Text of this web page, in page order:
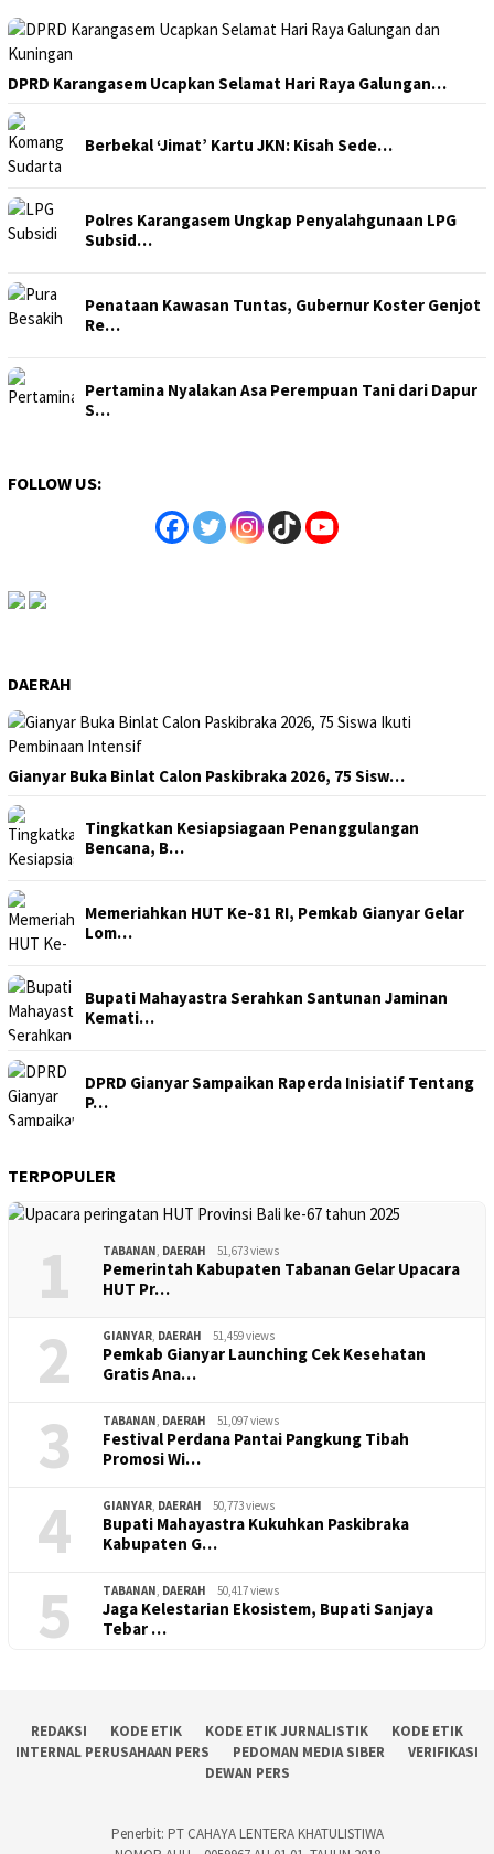
DPRD Karangasem Ucapkan Selamat Hari Raya Galungan…
Berbekal ‘Jimat’ Kartu JKN: Kisah Sede…
Polres Karangasem Ungkap Penyalahgunaan LPG
Subsid…
Penataan Kawasan Tuntas, Gubernur Koster Genjot
Re…
Pertamina Nyalakan Asa Perempuan Tani dari Dapur
S…
FOLLOW US:
DAERAH
Gianyar Buka Binlat Calon Paskibraka 2026, 75 Sisw…
Tingkatkan Kesiapsiagaan Penanggulangan
Bencana, B…
Memeriahkan HUT Ke-81 RI, Pemkab Gianyar Gelar
Lom…
Bupati Mahayastra Serahkan Santunan Jaminan
Kemati…
DPRD Gianyar Sampaikan Raperda Inisiatif Tentang
P…
TERPOPULER
1 TABANAN, DAERAH 51,673 views
Pemerintah Kabupaten Tabanan Gelar Upacara
HUT Pr…
2 GIANYAR, DAERAH 51,459 views
Pemkab Gianyar Launching Cek Kesehatan
Gratis Ana…
3 TABANAN, DAERAH 51,097 views
Festival Perdana Pantai Pangkung Tibah
Promosi Wi…
4 GIANYAR, DAERAH 50,773 views
Bupati Mahayastra Kukuhkan Paskibraka
Kabupaten G…
5 TABANAN, DAERAH 50,417 views
Jaga Kelestarian Ekosistem, Bupati Sanjaya
Tebar …
REDAKSI KODE ETIK KODE ETIK JURNALISTIK
KODE ETIK
INTERNAL PERUSAHAAN PERS
PEDOMAN MEDIA SIBER
VERIFIKASI
DEWAN PERS
Penerbit: PT CAHAYA LENTERA KHATULISTIWA